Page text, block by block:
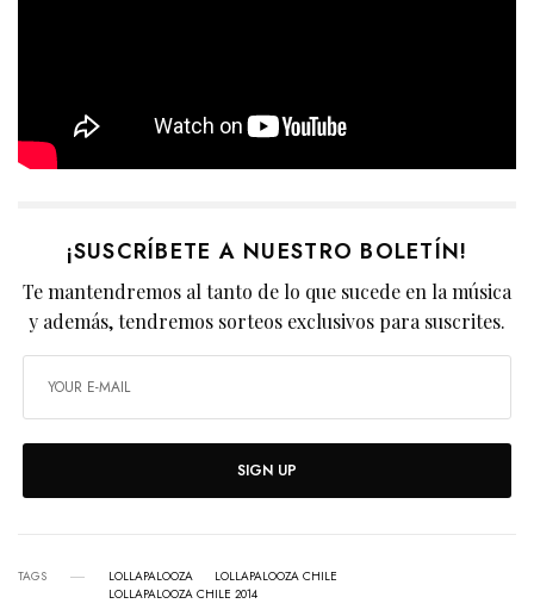
¡SUSCRÍBETE A NUESTRO BOLETÍN!
Te mantendremos al tanto de lo que sucede en la música
y además, tendremos sorteos exclusivos para suscrites.
SIGN UP
TAGS LOLLAPALOOZA
LOLLAPALOOZA CHILE
LOLLAPALOOZA CHILE 2014